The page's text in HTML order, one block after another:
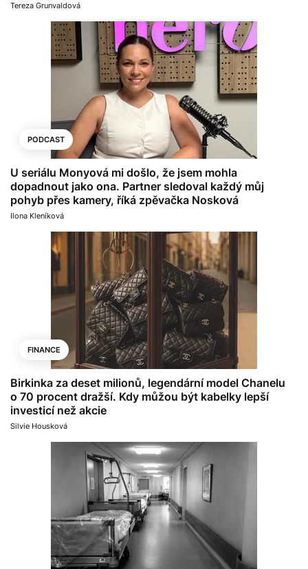
Tereza Grunvaldová
PODCAST
U seriálu Monyová mi došlo, že jsem mohla
dopadnout jako ona. Partner sledoval každý můj
pohyb přes kamery, říká zpěvačka Nosková
Ilona Kleníková
FINANCE
Birkinka za deset milionů, legendární model Chanelu
o 70 procent dražší. Kdy můžou být kabelky lepší
investicí než akcie
Silvie Housková